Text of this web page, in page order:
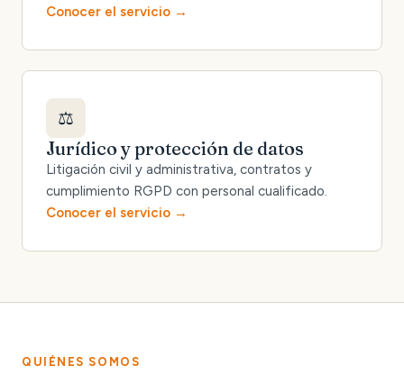
Conocer el servicio
⚖️
Jurídico y protección de datos
Litigación civil y administrativa, contratos y
cumplimiento RGPD con personal cualificado.
Conocer el servicio
QUIÉNES SOMOS